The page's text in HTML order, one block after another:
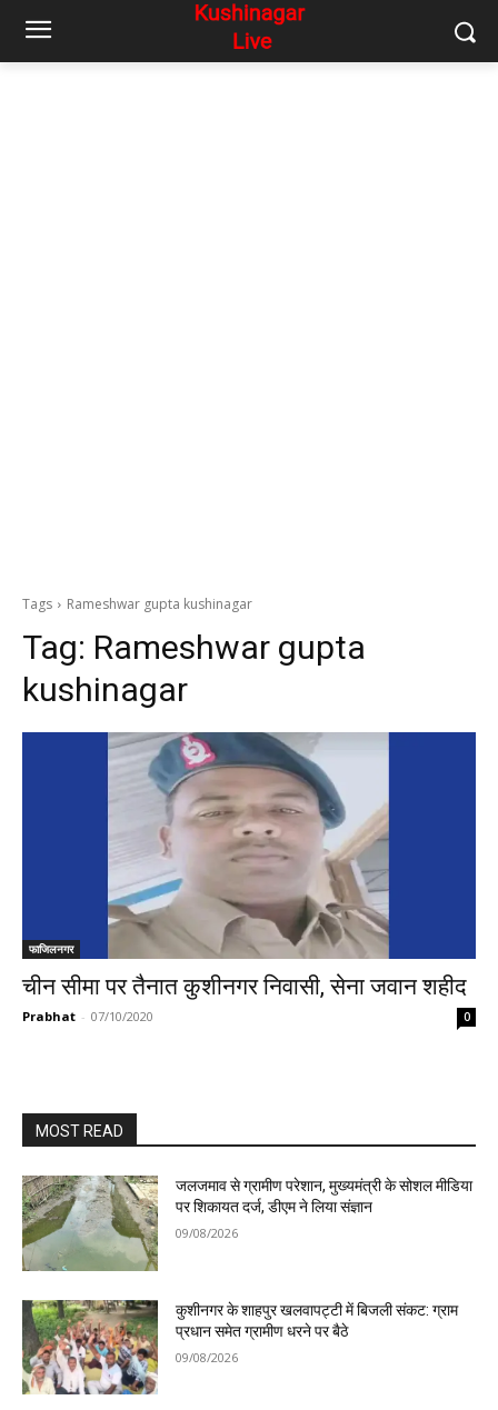
Tags Rameshwar gupta kushinagar
Tag: Rameshwar gupta
kushinagar
फाजिलनगर
चीन सीमा पर तैनात कुशीनगर निवासी, सेना जवान शहीद
Prabhat - 07/10/2020 0
MOST READ
जलजमाव से ग्रामीण परेशान, मुख्यमंत्री के सोशल मीडिया
पर शिकायत दर्ज, डीएम ने लिया संज्ञान
09/08/2026
कुशीनगर के शाहपुर खलवापट्टी में बिजली संकट: ग्राम
प्रधान समेत ग्रामीण धरने पर बैठे
09/08/2026